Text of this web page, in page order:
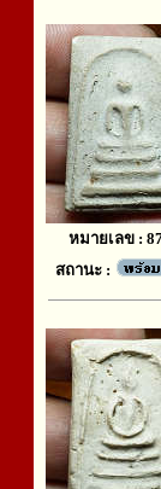
หมายเลข :
สถานะ :